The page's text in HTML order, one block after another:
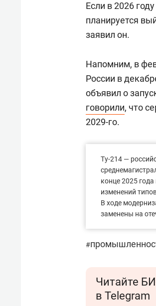
Если в 2026
планируется
заявил он.
Напомним, в
России в
объявил о
говорили, что
2029-го.
Ту-214 —
конце 2025
изменений
В ходе
заменены на
#
Читайте
в Telegram